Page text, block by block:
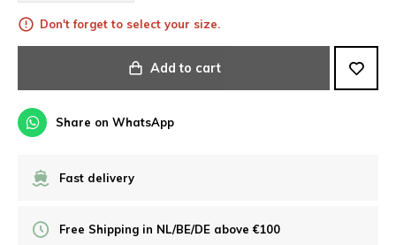
Don't forget to select your size.
Add to cart
Share on WhatsApp
Fast delivery
Free Shipping in NL/BE/DE above €100